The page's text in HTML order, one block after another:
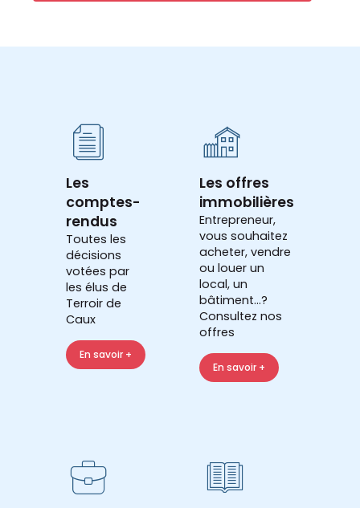
Les
comptes-
rendus
Toutes les
décisions
votées par
les élus de
Terroir de
Caux
En savoir +
Les offres
immobilières
Entrepreneur,
vous souhaitez
acheter, vendre
ou louer un
local, un
bâtiment...?
Consultez nos
offres
En savoir +